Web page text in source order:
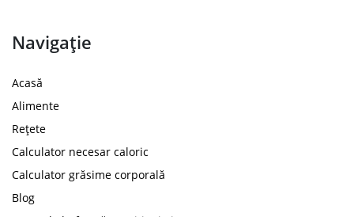
Navigație
Acasă
Alimente
Rețete
Calculator necesar caloric
Calculator grăsime corporală
Blog